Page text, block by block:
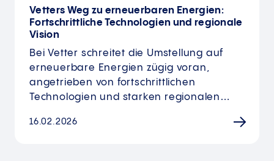
Vetters Weg zu erneuerbaren Energien:
Fortschrittliche Technologien und regionale
Vision
Bei Vetter schreitet die Umstellung auf
erneuerbare Energien zügig voran,
angetrieben von fortschrittlichen
Technologien und starken regionalen…
16.02.2026